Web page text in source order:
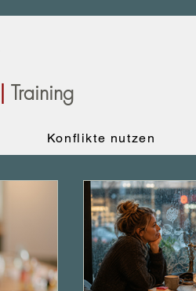
Training
Konflikte nutzen